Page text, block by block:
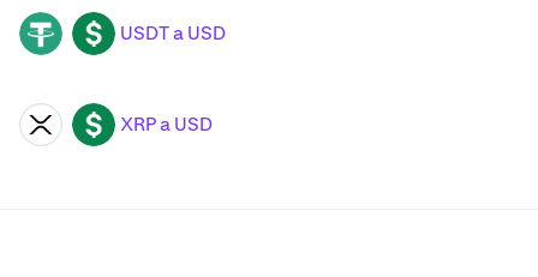
USDT USD USDT a USD
XRP USD XRP a USD